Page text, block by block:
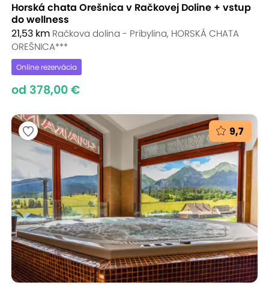
Horská chata Orešnica v Račkovej Doline + vstup
do wellness
21,53 km Račkova dolina - Pribylina, HORSKÁ CHATA
OREŠNICA***
Online rezervácia
od 378,00 €
9,7